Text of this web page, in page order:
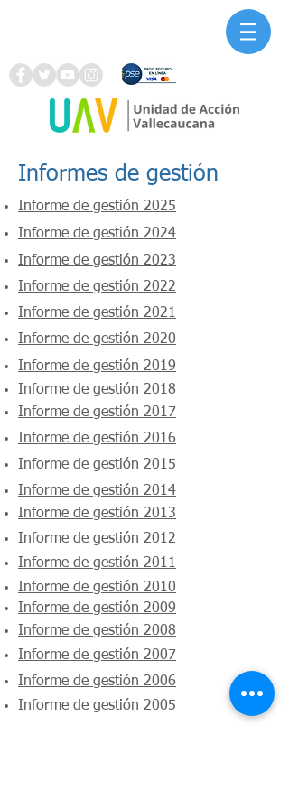
Informes de gestión
Informe de gestión 2025
Informe de gestión 2024
Informe de gestión 2023
Informe de gestión 2022
Informe de gestión 2021
Informe de gestión 2020
Informe de gestión 2019
Informe de gestión 2018
Informe de gestión 2017
Informe de gestión 2016
Informe de gestión 2015
Informe de gestión 2014
Informe de gestión 2013
Informe de gestión 2012
Informe de gestión 2011
Informe de gestión 2010
Informe de gestión 2009
Informe de gestión 2008
Informe de gestión 2007
Informe de gestión 2006
Informe de gestión 2005